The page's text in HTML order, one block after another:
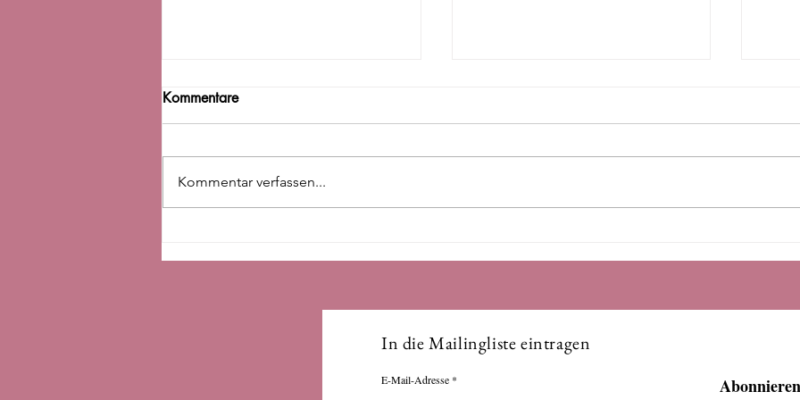
wirklich hilft und warum
Warum Klang tiefer wirkt als
Kommentare
Kommentar verfassen...
In die Mailingliste eintragen
E-Mail-Adresse Abonnieren